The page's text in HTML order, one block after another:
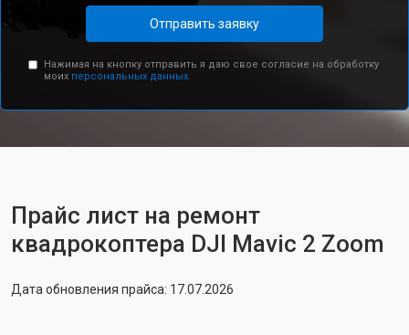
Отправить заявку
Нажимая на кнопку отправить я даю свое согласие на обработку
моих персональных данных.
Прайс лист на ремонт
квадрокоптера DJI Mavic 2 Zoom
Дата обновления прайса: 17.07.2026